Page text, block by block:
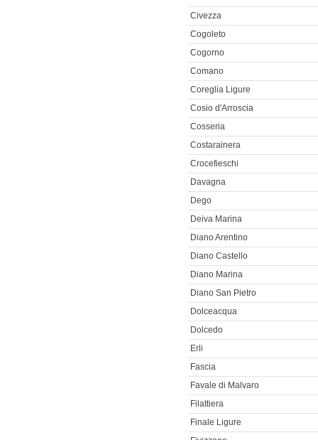
Civezza
Cogoleto
Cogorno
Comano
Coreglia Ligure
Cosio d'Arroscia
Cosseria
Costarainera
Crocefieschi
Davagna
Dego
Deiva Marina
Diano Arentino
Diano Castello
Diano Marina
Diano San Pietro
Dolceacqua
Dolcedo
Erli
Fascia
Favale di Malvaro
Filattiera
Finale Ligure